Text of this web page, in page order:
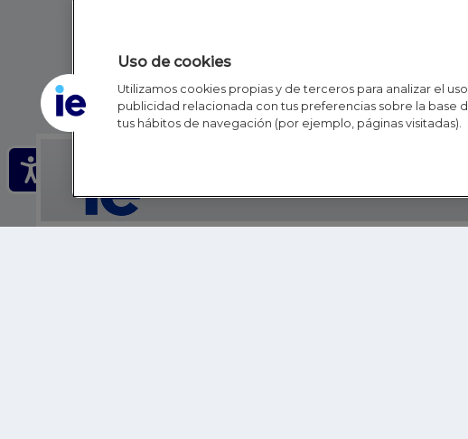
Uso de cookies
Utilizamos cookies propias y de terceros para analizar el
publicidad relacionada con tus preferencias sobre la base
tus hábitos de navegación (por ejemplo, páginas visitadas).